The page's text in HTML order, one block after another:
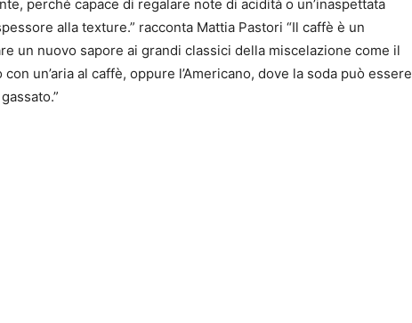
perché capace di regalare note di acidità o un’inaspettata
alla texture.” racconta Mattia Pastori “Il caffè è un
un nuovo sapore ai grandi classici della miscelazione come il
un’aria al caffè, oppure l’Americano, dove la soda può essere